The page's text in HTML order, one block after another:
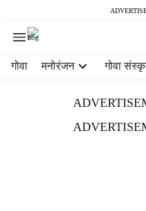
गोवा मनोरंजन गोवा